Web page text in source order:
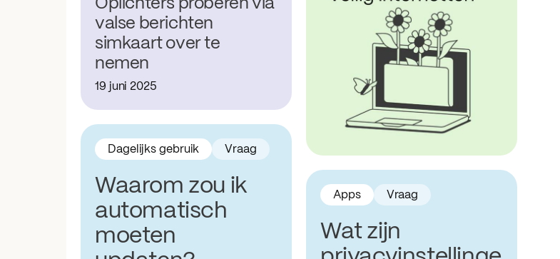
Oplichters proberen via
valse berichten
simkaart over te
nemen
19 juni 2025
Waarom zou ik
automatisch
moeten
Dagelijks gebruik Vraag
Wat zijn
Apps Vraag